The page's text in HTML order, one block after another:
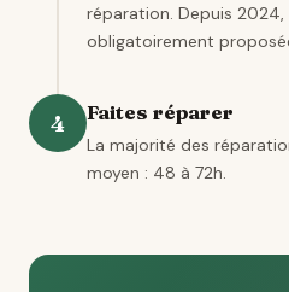
réparation. Depuis
obligatoirement
4 Faites réparer
La majorité des
moyen : 48 à 72h.